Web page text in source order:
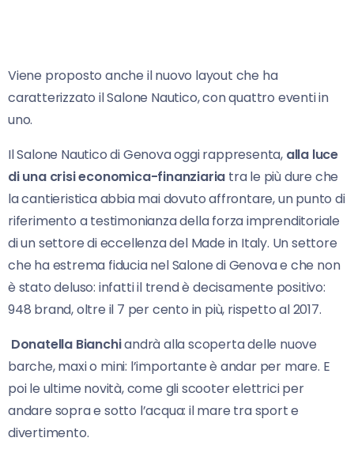
Viene proposto anche il nuovo layout che ha
caratterizzato il Salone Nautico, con quattro eventi in
uno.
Il Salone Nautico di Genova oggi rappresenta, alla luce
di una crisi economica-finanziaria tra le più dure che
la cantieristica abbia mai dovuto affrontare, un punto di
riferimento a testimonianza della forza imprenditoriale
di un settore di eccellenza del Made in Italy. Un settore
che ha estrema fiducia nel Salone di Genova e che non
è stato deluso: infatti il trend è decisamente positivo:
948 brand, oltre il 7 per cento in più, rispetto al 2017.
Donatella Bianchiandrà alla scoperta delle nuove
barche, maxi o mini: l’importante è andar per mare. E
poi le ultime novità, come gli scooter elettrici per
andare sopra e sotto l’acqua: il mare tra sport e
divertimento.